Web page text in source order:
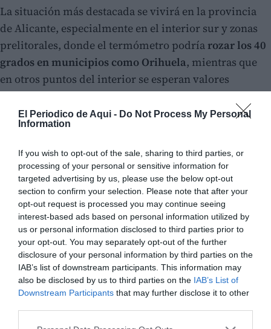
El Periodico de Aqui - Do Not Process My Personal
Information
If you wish to opt-out of the sale, sharing to third parties, or
processing of your personal or sensitive information for
targeted advertising by us, please use the below opt-out
section to confirm your selection. Please note that after your
opt-out request is processed you may continue seeing
interest-based ads based on personal information utilized by
us or personal information disclosed to third parties prior to
your opt-out. You may separately opt-out of the further
disclosure of your personal information by third parties on the
IAB’s list of downstream participants. This information may
also be disclosed by us to third parties on the IAB’s List of
Downstream Participants that may further disclose it to other
La situación más destacada se vivirá en la provincia
de Alicante, especialmente en el interior sur y zonas
prelitorales, donde el termómetro podríarozar los 40
grados en municipios como Orihuela, mientras que
en otros puntos del interior se esperan valores
cercanos a los 38 o 39 grados. Por ello, AEMET
mantiene activo unaviso amarillo por calor entre las
14:00 y las 20:00 horas